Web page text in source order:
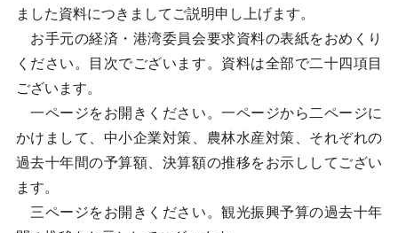
ました資料につきましてご説明申し上げます。
お手元の経済・港湾委員会要求資料の表紙をおめくり
ください。目次でございます。資料は全部で二十四項目
ございます。
一ページをお開きください。一ページから二ページに
かけまして、中小企業対策、農林水産対策、それぞれの
過去十年間の予算額、決算額の推移をお示ししてござい
ます。
三ページをお開きください。観光振興予算の過去十年